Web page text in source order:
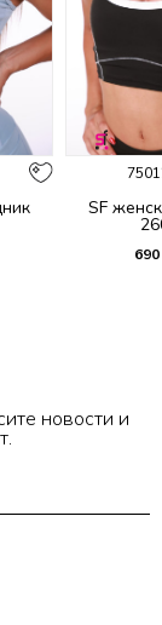
SF
690
новости и